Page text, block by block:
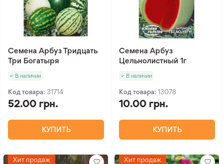
Семена Арбуз Тридцать
Три Богатыря
В наличии
Код товара: 31714
52.00 грн.
КУПИТЬ
Семена Арбуз
Цельнолистный 1г
В наличии
Код товара: 13078
10.00 грн.
КУПИТЬ
Хит продаж Хит продаж